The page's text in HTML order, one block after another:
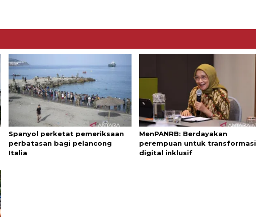
Spanyol perketat pemeriksaan
perbatasan bagi pelancong
Italia
MenPANRB: Berdayakan
perempuan untuk transformasi
digital inklusif